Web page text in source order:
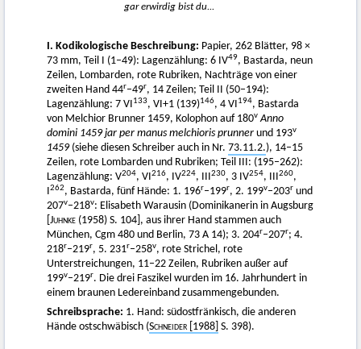
gar erwirdig bist du...
I. Kodikologische Beschreibung: Papier, 262 Blätter, 98 ×
73 mm, Teil I (1–49): Lagenzählung: 6 IV49, Bastarda, neun
Zeilen, Lombarden, rote Rubriken, Nachträge von einer
zweiten Hand 44r–49r, 14 Zeilen; Teil II (50–194):
Lagenzählung: 7 VI133, VI+1 (139)146, 4 VI194, Bastarda
von Melchior Brunner 1459, Kolophon auf 180v Anno
domini 1459 jar per manus melchioris prunner und 193v
1459(siehe diesen Schreiber auch in Nr. 73.11.2.), 14–15
Zeilen, rote Lombarden und Rubriken; Teil III: (195–262):
Lagenzählung: V204, VI216, IV224, III230, 3 IV254, III260,
I262, Bastarda, fünf Hände: 1. 196r–199r, 2. 199v–203r und
207v–218v: Elisabeth Warausin (Dominikanerin in Augsburg
Juhnke (1958) S. 104], aus ihrer Hand stammen auch
München, Cgm 480 und Berlin, 73 A 14); 3. 204r–207r; 4.
218r–219r, 5. 231r–258v, rote Strichel, rote
Unterstreichungen, 11–22 Zeilen, Rubriken außer auf
199v–219r. Die drei Faszikel wurden im 16. Jahrhundert in
einem braunen Ledereinband zusammengebunden.
Schreibsprache: 1. Hand: südostfränkisch, die anderen
Hände ostschwäbisch (Schneider [1988] S. 398).